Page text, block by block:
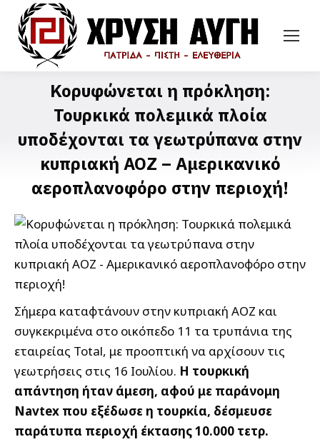
Κορυφώνεται η πρόκληση:
Τουρκικά πολεμικά πλοία
υποδέχονται τα γεωτρύπανα στην
κυπριακή ΑΟΖ – Αμερικανικό
αεροπλανοφόρο στην περιοχή!
Σήμερα καταφτάνουν στην κυπριακή ΑΟΖ και
συγκεκριμένα στο οικόπεδο 11 τα τρυπάνια της
εταιρείας Total, με προοπτική να αρχίσουν τις
γεωτρήσεις στις 16 Ιουλίου. Η τουρκική
απάντηση ήταν άμεση, αφού με παράνομη
Navtex που εξέδωσε η τουρκία, δέσμευσε
παράτυπα περιοχή έκτασης 10.000 τετρ.